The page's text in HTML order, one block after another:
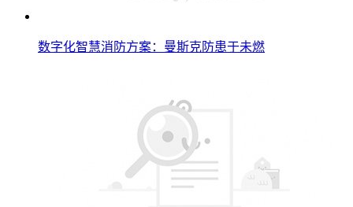
数字化智慧消防方案：曼斯克防患于未燃